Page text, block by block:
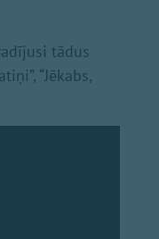
tādus
“Jēkabs,